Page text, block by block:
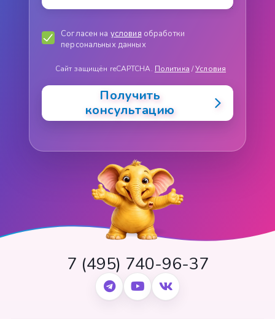
Согласен на условия обработки
персональных данных
Сайт защищён reCAPTCHA. Политика /Условия
Получить
консультацию
7 (495) 740-96-37